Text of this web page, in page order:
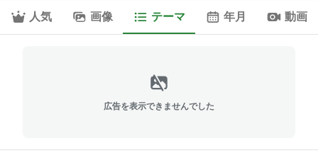
人気 画像 テーマ 年月 動画
広告を表示できませんでした